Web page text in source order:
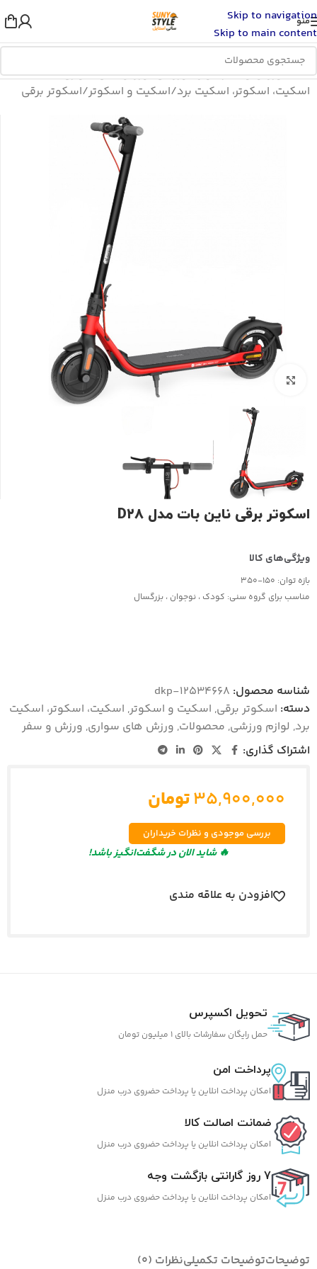
Skip to navigation
Skip to main content
منو
خانه/ورزش و سفر/لوازم ورزشی/ورزش های سواری/
اسکیت، اسکوتر، اسکیت برد/اسکیت و اسکوتر/اسکوتر برقی
بزرگنمایی تصویر
اسکوتر برقی ناین بات مدل D۲۸
بازه توان: 150-350
مناسب برای گروه سنی: کودک ، نوجوان ، بزرگسال
شناسه محصول: dkp-12534668
دسته: اسکوتر برقی, اسکیت و اسکوتر, اسکیت، اسکوتر، اسکیت
برد, لوازم ورزشی, محصولات, ورزش های سواری, ورزش و سفر
اشتراک گذاری:
۳۵,۹۰۰,۰۰۰تومان
بررسی موجودی و نظرات خریداران
🔥 شاید الان در شگفت‌انگیز باشد!
افزودن به علاقه مندی
تحویل اکسپرس
حمل رایگان سفارشات بالای 1 میلیون تومان
پرداخت امن
امکان پرداخت انلاین یا پرداخت حضروی درب منزل
ضمانت اصالت کالا
امکان پرداخت انلاین یا پرداخت حضروی درب منزل
7 روز گارانتی بازگشت وجه
امکان پرداخت انلاین یا پرداخت حضروی درب منزل
توضیحاتتوضیحات تکمیلینظرات (0)